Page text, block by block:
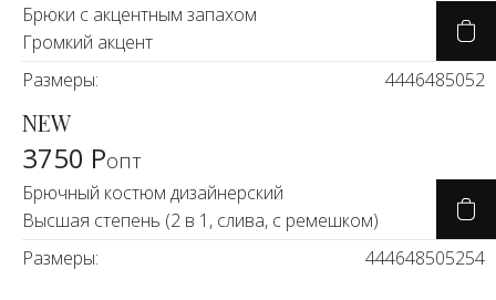
Брюки с акцентным запахом
Громкий акцент
Размеры:
4446485052
NEW
3750 Ропт
Брючный костюм дизайнерский
Высшая степень (2 в 1, слива, с ремешком)
Размеры:
444648505254